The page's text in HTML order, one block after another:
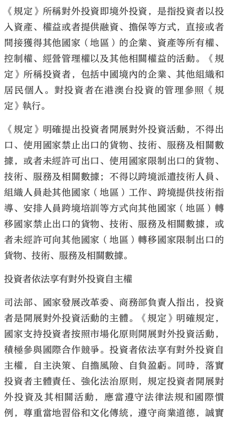
《規定》所稱對外投資即境外投資，是指投資者以投
入資產、權益或者提供融資、擔保等方式，直接或者
間接獲得其他國家（地區）的企業、資產等所有權、
控制權、經營管理權以及其他相關權益的活動。《規
定》所稱投資者，包括中國境內的企業、其他組織和
居民個人。對投資者在港澳台投資的管理參照《規
定》執行。
《規定》明確提出投資者開展對外投資活動，不得出
口、使用國家禁止出口的貨物、技術、服務及相關數
據，或者未經許可出口、使用國家限制出口的貨物、
技術、服務及相關數據；不得以跨境派遣技術人員、
組織人員赴其他國家（地區）工作、跨境提供技術指
導、安排人員跨境培訓等方式向其他國家（地區）轉
移國家禁止出口的貨物、技術、服務及相關數據，或
者未經許可向其他國家（地區）轉移國家限制出口的
貨物、技術、服務及相關數據。
投資者依法享有對外投資自主權
司法部、國家發展改革委、商務部負責人指出，投資
者是開展對外投資活動的主體。《規定》明確規定，
國家支持投資者按照市場化原則開展對外投資活動，
積極參與國際合作競爭。投資者依法享有對外投資自
主權，自主決策、自擔風險、自負盈虧。同時，落實
投資者主體責任、強化法治原則，規定投資者開展對
外投資及其相關活動，應當遵守法律法規和國際慣
例，尊重當地習俗和文化傳統，遵守商業道德，誠實